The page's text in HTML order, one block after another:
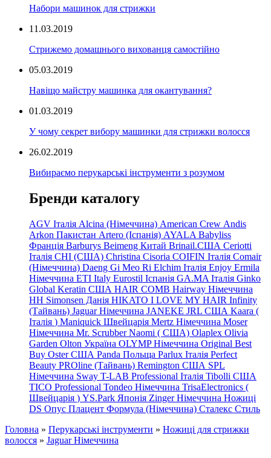
Набори машинок для стрижки
11.03.2019
Стрижемо домашнього вихованця самостійно
05.03.2019
Навіщо майстру машинка для окантування?
01.03.2019
У чому секрет вибору машинки для стрижки волосся
26.02.2019
Вибираємо перукарські інструменти з розумом
Бренди каталогу
AGV Італія Alcina (Німеччина) American Crew Andis
Arkon Пакистан Artero (Іспанія) AYALA Babyliss
Франція Barburys Beimeng Китай Brinail.США Ceriotti
Італія CHI (США) Christina Cisoria COIFIN Італія Comair
(Німеччина) Daeng Gi Meo Ri Elchim Італія Enjoy Ermila
Німеччина ETI Italy Eurostil Іспанія GA.MA Італія Ginko
Global Keratin США HAIR COMB Hairway Німеччина
HH Simonsen Данія HIKATO I LOVE MY HAIR Infinity
(Тайвань) Jaguar Німеччина JANEKE JRL США Kaara (
Італія ) Maniquick Швейцарія Mertz Німеччина Moser
Німеччина Mr. Scrubber Naomi ( США) Olaplex Olivia
Garden Olton Україна OLYMP Німеччина Original Best
Buy Oster США Panda Польща Parlux Італія Perfect
Beauty PROline (Тайвань) Remington США SPL
Німеччина Sway T-LAB Professional Італія Tibolli США
TICO Professional Tondeo Німеччина TrisaElectronics (
Швейцарія ) YS.Park Японія Zinger Німеччина Ножиці
DS Опус Плацент Формула (Німеччина) Сталекс Стиль
Головна » Перукарські інструменти » Ножиці для стрижки
волосся » Jaguar Німеччина